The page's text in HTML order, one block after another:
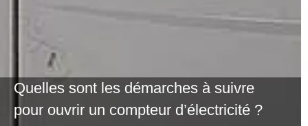
Quelles sont les démarches à suivre
pour ouvrir un compteur d’électricité ?